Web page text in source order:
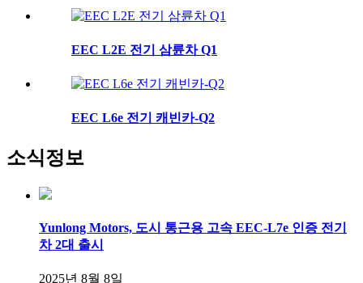
EEC L2E 전기 삼륜차 Q1
EEC L6e 전기 캐빈카-Q2
소식정보
Yunlong Motors, 도시 통근용 고속 EEC-L7e 인증 전기
차 2대 출시
2025년 8월 8일